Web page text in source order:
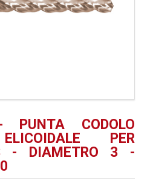
CODOLO
PER
- DIAMETRO 3 -